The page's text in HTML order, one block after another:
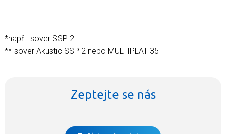
*např. Isover SSP 2
**Isover Akustic SSP 2 nebo MULTIPLAT 35
Zeptejte se nás